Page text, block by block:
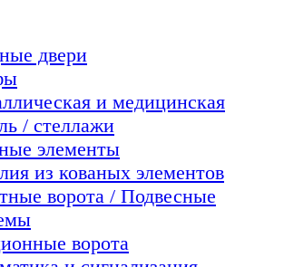
двери
и медицинская
/ стеллажи
элементы
из кованых элементов
ворота / Подвесные
ворота